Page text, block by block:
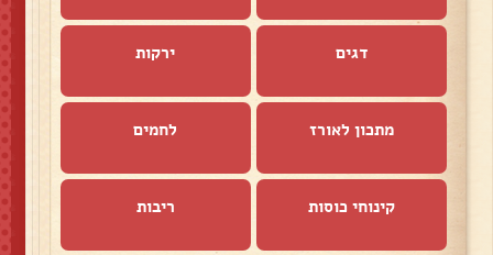
דגים ירקות
מתכון לאורז לחמים
קינוחי כוסות ריבות